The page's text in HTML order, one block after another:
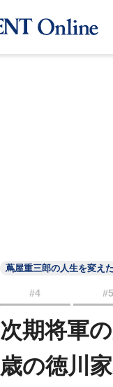
蔦屋重三郎の人生を変え
#4 #5
次期将軍
歳の徳川